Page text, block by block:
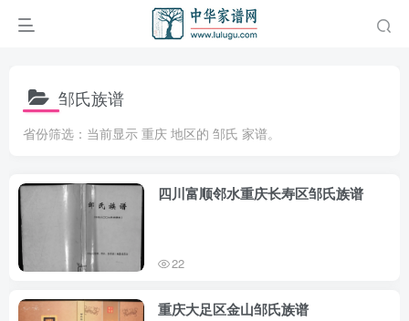
邹氏族谱
省份筛选：当前显示 重庆 地区的 邹氏 家谱。
四川富顺邻水重庆长寿区邹氏族谱
22
重庆大足区金山邹氏族谱